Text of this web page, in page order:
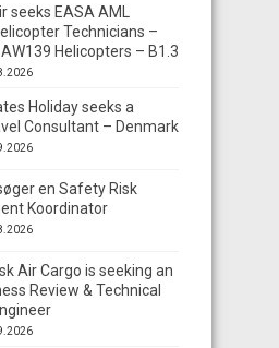
seeks EASA AML
Technicians –
Helicopters – B1.3
Holiday seeks a
Consultant – Denmark
en Safety Risk
Koordinator
Air Cargo is seeking an
Review & Technical